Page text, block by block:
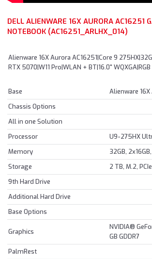
DELL ALIENWARE 16X AURORA AC16251
NOTEBOOK (AC16251_ARLHX_014)
Alienware 16X Aurora AC16251|Core 9
RTX 5070|W11 Pro|WLAN + BT|16.0"
Base
Alienware 16X
Chassis Options
All in one Solution
Processor
U9-275HX
Memory
32GB,
Storage
2 TB, M.2,
9th Hard Drive
Additional Hard Drive
Base Options
Graphics
NVIDIA®
GB GDDR7
PalmRest